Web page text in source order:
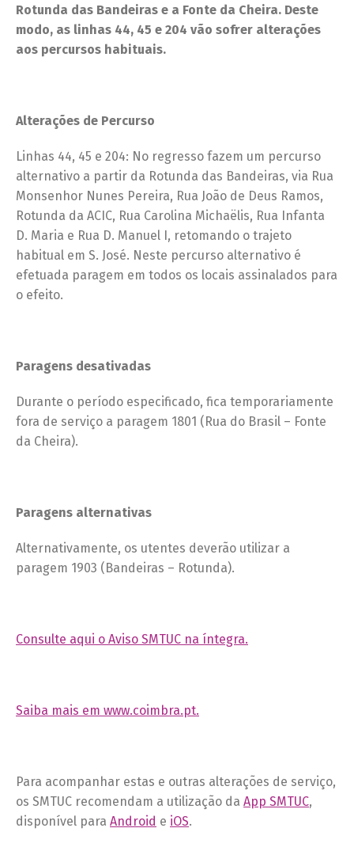
Rotunda das Bandeiras e a Fonte da Cheira. Deste
modo, as linhas 44, 45 e 204 vão sofrer alterações
aos percursos habituais.
Alterações de Percurso
Linhas 44, 45 e 204: No regresso fazem um percurso
alternativo a partir da Rotunda das Bandeiras, via Rua
Monsenhor Nunes Pereira, Rua João de Deus Ramos,
Rotunda da ACIC, Rua Carolina Michaëlis, Rua Infanta
D. Maria e Rua D. Manuel I, retomando o trajeto
habitual em S. José. Neste percurso alternativo é
efetuada paragem em todos os locais assinalados para
o efeito.
Paragens desativadas
Durante o período especificado, fica temporariamente
fora de serviço a paragem 1801 (Rua do Brasil – Fonte
da Cheira).
Paragens alternativas
Alternativamente, os utentes deverão utilizar a
paragem 1903 (Bandeiras – Rotunda).
Consulte aqui o Aviso SMTUC na íntegra.
Saiba mais em www.coimbra.pt.
Para acompanhar estas e outras alterações de serviço,
os SMTUC recomendam a utilização da App SMTUC,
disponível para Android e iOS.